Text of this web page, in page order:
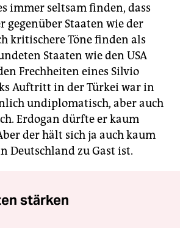
immer seltsam finden, dass
gegenüber Staaten wie der
kritischere Töne finden als
Staaten wie den USA
Frechheiten eines Silvio
Auftritt in der Türkei war in
undiplomatisch, aber auch
Erdogan dürfte er kaum
der hält sich ja auch kaum
Deutschland zu Gast ist.
stärken